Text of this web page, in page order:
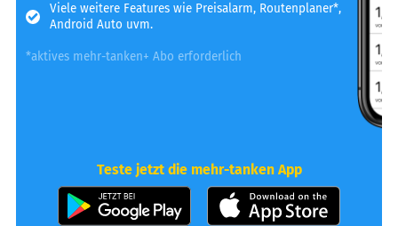
Viele weitere Features wie Preisalarm, Routenplaner*,
Android Auto uvm.
*aktives mehr-tanken+ Abo erforderlich
Teste jetzt die mehr-tanken App